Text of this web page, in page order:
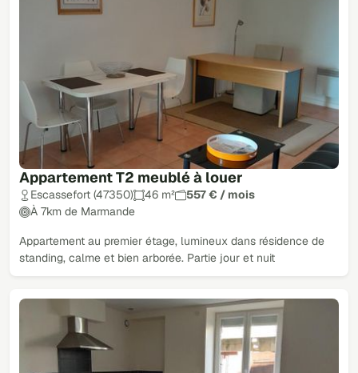
Appartement T2 meublé à louer
Escassefort (47350) 46 m²
557 € / mois
À 7km de Marmande
Appartement au premier étage, lumineux dans résidence de
standing, calme et bien arborée. Partie jour et nuit